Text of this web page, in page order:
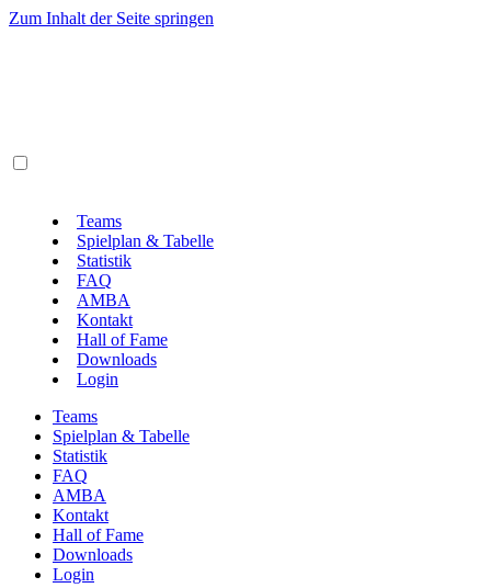
Zum Inhalt der Seite springen
Teams
Spielplan & Tabelle
Statistik
FAQ
AMBA
Kontakt
Hall of Fame
Downloads
Login
Teams
Spielplan & Tabelle
Statistik
FAQ
AMBA
Kontakt
Hall of Fame
Downloads
Login